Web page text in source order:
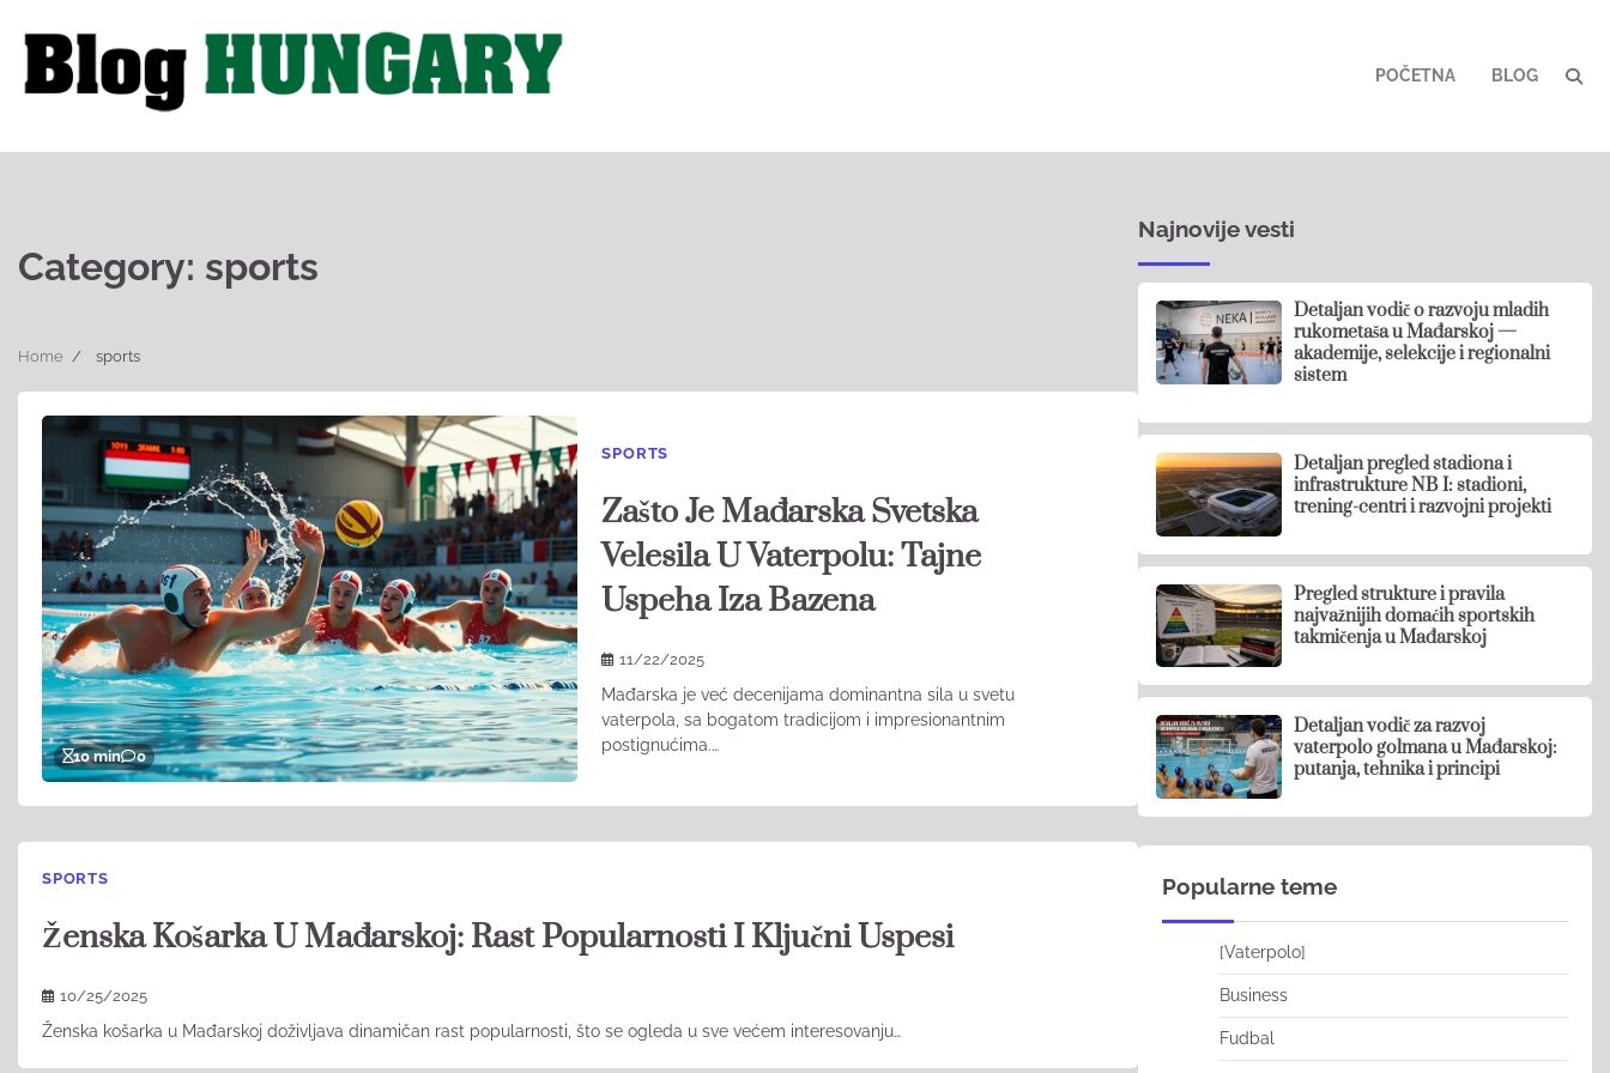
content
POČETNA BLOG
Category: sports
Home sports
10 min 0
SPORTS
Zašto Je Mađarska Svetska
Velesila U Vaterpolu: Tajne
Uspeha Iza Bazena
11/22/2025
Mađarska je već decenijama dominantna sila u svetu
vaterpola, sa bogatom tradicijom i impresionantnim
postignućima.…
SPORTS
Ženska Košarka U Mađarskoj: Rast Popularnosti I Ključni Uspesi
10/25/2025
Ženska košarka u Mađarskoj doživljava dinamičan rast popularnosti, što se ogleda u sve većem interesovanju…
Najnovije vesti
Detaljan vodič o razvoju mladih
rukometaša u Mađarskoj —
akademije, selekcije i regionalni
sistem
Detaljan pregled stadiona i
infrastrukture NB I: stadioni,
trening-centri i razvojni projekti
Pregled strukture i pravila
najvažnijih domaćih sportskih
takmičenja u Mađarskoj
Detaljan vodič za razvoj
vaterpolo golmana u Mađarskoj:
putanja, tehnika i principi
Popularne teme
[Vaterpolo]
Business
Fudbal